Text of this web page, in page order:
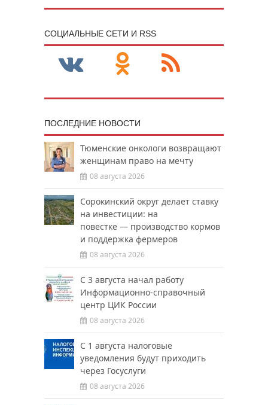
CОЦИАЛЬНЫЕ СЕТИ И RSS
ПОСЛЕДНИЕ НОВОСТИ
Тюменские онкологи возвращают
женщинам право на мечту
08 августа 2026
Сорокинский округ делает ставку
на инвестиции: на
повестке — производство кормов
и поддержка фермеров
08 августа 2026
С 3 августа начал работу
Информационно-справочный
центр ЦИК России
08 августа 2026
С 1 августа налоговые
уведомления будут приходить
через Госуслуги
08 августа 2026